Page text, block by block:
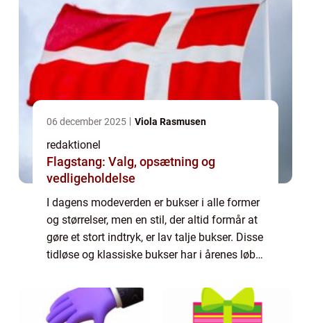
06 december 2025 Viola Rasmusen
redaktionel
Flagstang: Valg, opsætning og
vedligeholdelse
I dagens modeverden er bukser i alle former
og størrelser, men en stil, der altid formår at
gøre et stort indtryk, er lav talje bukser. Disse
tidløse og klassiske bukser har i årenes løb
favorit blandt både mo...